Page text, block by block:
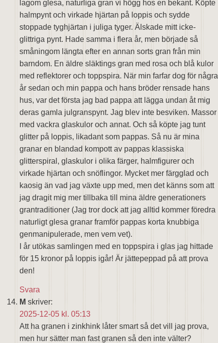
lagom glesa, naturliga gran vi högg hos en bekant. Köpte
halmpynt och virkade hjärtan på loppis och sydde
stoppade tyghjärtan i juliga tyger. Älskade mitt icke-
glittriga pynt. Hade samma i flera år, men började så
småningom längta efter en annan sorts gran från min
barndom. En äldre släktings gran med rosa och blå kulor
med reflektorer och toppspira. När min farfar dog för några
år sedan och min pappa och hans bröder rensade hans
hus, var det första jag bad pappa att lägga undan åt mig
deras gamla julgranspynt. Jag blev inte besviken. Massor
med vackra glaskulor och annat. Och så köpte jag tunt
glitter på loppis, likadant som pappas. Så nu är mina
granar en blandad kompott av pappas klassiska
glitterspiral, glaskulor i olika färger, halmfigurer och
virkade hjärtan och snöflingor. Mycket mer färgglad och
kaosig än vad jag växte upp med, men det känns som att
jag dragit mig mer tillbaka till mina äldre generationers
grantraditioner (Jag tror dock att jag alltid kommer föredra
naturligt glesa granar framför pappas korta knubbiga
genmanipulerade, men vem vet).
I år utökas samlingen med en toppspira i glas jag hittade
för 15 kronor på loppis igår! Är jättepeppad på att prova
den!
Svara
M skriver:
2025-12-05 kl. 05:13
Att ha granen i zinkhink låter smart så det vill jag prova,
men hur sätter man fast granen så den inte välter?